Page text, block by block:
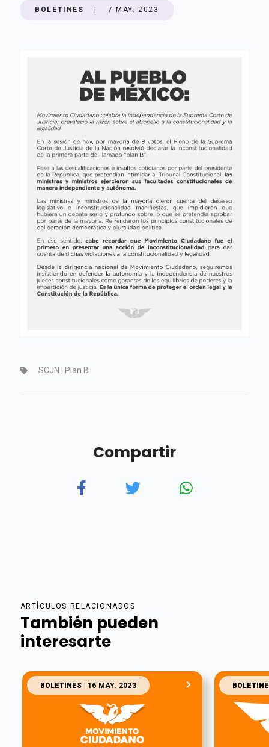
BOLETINES 7 MAY. 2023
SCJN | Plan B
Compartir
ARTÍCULOS RELACIONADOS
También pueden
interesarte
BOLETINES | 16 MAY. 2023